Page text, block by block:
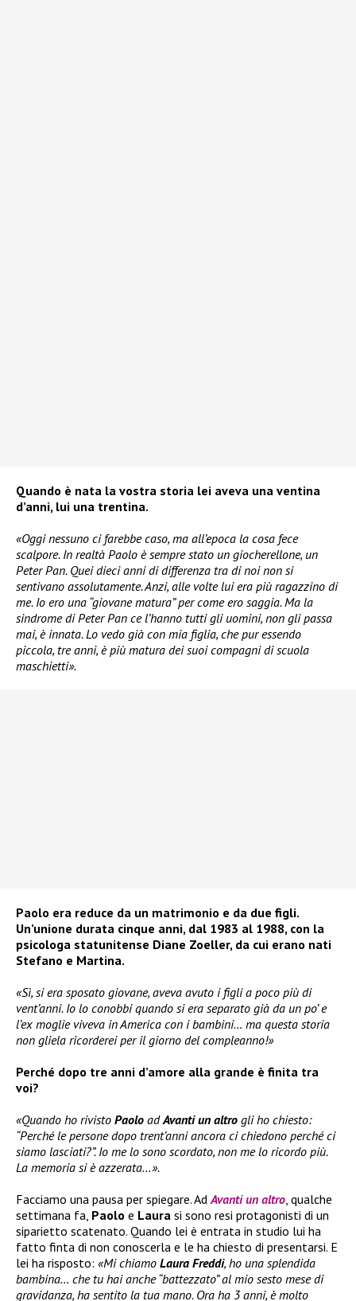
Quando è nata la vostra storia lei aveva una ventina
d’anni, lui una trentina.
«Oggi nessuno ci farebbe caso, ma all’epoca la cosa fece
scalpore. In realtà Paolo è sempre stato un giocherellone, un
Peter Pan. Quei dieci anni di differenza tra di noi non si
sentivano assolutamente. Anzi, alle volte lui era più ragazzino di
me. Io ero una “giovane matura” per come ero saggia. Ma la
sindrome di Peter Pan ce l’hanno tutti gli uomini, non gli passa
mai, è innata. Lo vedo già con mia figlia, che pur essendo
piccola, tre anni, è più matura dei suoi compagni di scuola
maschietti».
Paolo era reduce da un matrimonio e da due figli.
Un’unione durata cinque anni, dal 1983 al 1988, con la
psicologa statunitense Diane Zoeller, da cui erano nati
Stefano e Martina.
«Sì, si era sposato giovane, aveva avuto i figli a poco più di
vent’anni. Io lo conobbi quando si era separato già da un po’ e
l’ex moglie viveva in America con i bambini… ma questa storia
non gliela ricorderei per il giorno del compleanno!»
Perché dopo tre anni d’amore alla grande è finita tra
voi?
«Quando ho rivisto Paolo adAvanti un altro gli ho chiesto:
“Perché le persone dopo trent’anni ancora ci chiedono perché ci
siamo lasciati?”. Io me lo sono scordato, non me lo ricordo più.
La memoria si è azzerata…».
Facciamo una pausa per spiegare. Ad Avanti un altro, qualche
settimana fa, Paolo e Laura si sono resi protagonisti di un
siparietto scatenato. Quando lei è entrata in studio lui ha
fatto finta di non conoscerla e le ha chiesto di presentarsi. E
lei ha risposto: «Mi chiamo Laura Freddi, ho una splendida
bambina… che tu hai anche “battezzato” al mio sesto mese di
gravidanza, ha sentito la tua mano. Ora ha 3 anni, è molto